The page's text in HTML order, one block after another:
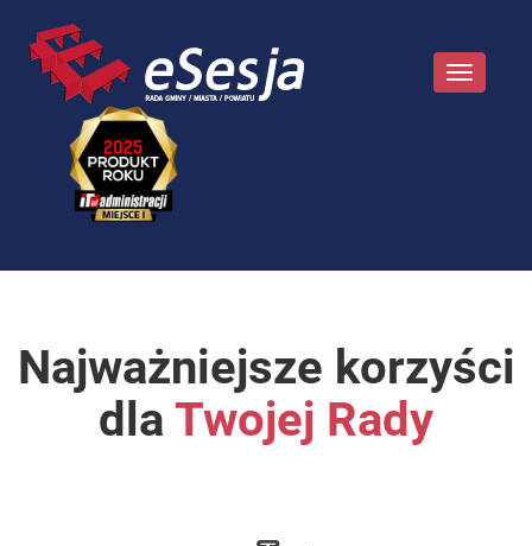
Toggle
Najważniejsze korzyści
dla Twojej Rady